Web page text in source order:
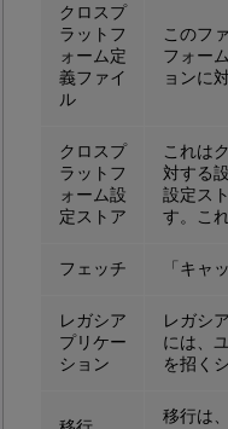
クロスプ
ラットフ
ォーム定
義ファイ
ル
このフ
フォー
ョンに
クロスプ
ラットフ
ォーム設
定ストア
これは
対する
設定ス
す。こ
フェッチ 「キャ
レガシア
プリケー
ション
レガシ
には、
を招く
移行は